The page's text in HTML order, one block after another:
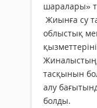
шаралары»
Жиынға су
облыстық
Жиналыстың
тасқынын
алу
болды.